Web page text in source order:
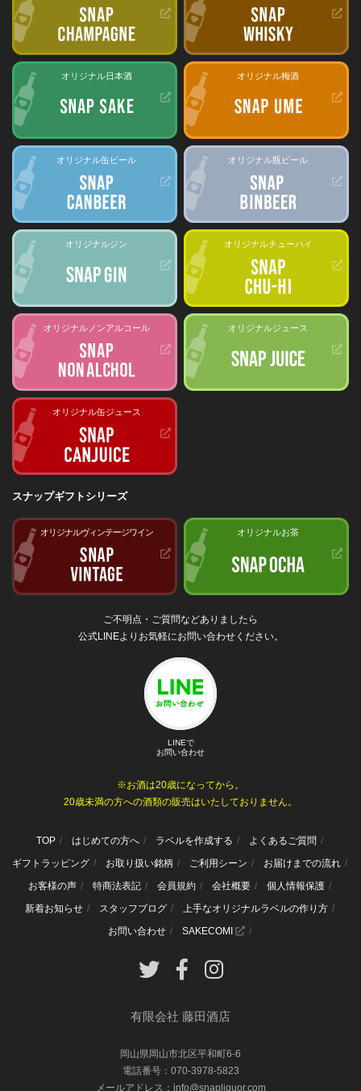
オリジナル日本酒 オリジナル梅酒
オリジナル缶ビール オリジナル瓶ビール
オリジナルジン オリジナルチューハイ
オリジナルノンアルコール オリジナルジュース
オリジナル缶ジュース
スナップギフトシリーズ
オリジナルヴィンテージワイン オリジナルお茶
ご不明点・ご質問などありましたら
公式LINEよりお気軽にお問い合わせください。
LINEで
お問い合わせ
※お酒は20歳になってから。
20歳未満の方への酒類の販売はいたしておりません。
TOP はじめての方へ ラベルを作成する
よくあるご質問
ギフトラッピング
お取り扱い銘柄 ご利用シーン
お届けまでの流れ
お客様の声
特商法表記 会員規約 会社概要
個人情報保護
新着お知らせ
スタッフブログ
上手なオリジナルラベルの作り方
お問い合わせ
SAKECOMI
有限会社 藤田酒店
岡山県岡山市北区平和町6-6
電話番号：070-3978-5823
メールアドレス：info@snapliquor.com